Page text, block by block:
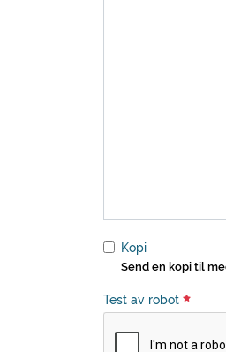
Kopi
Send en kopi til
Test av robot